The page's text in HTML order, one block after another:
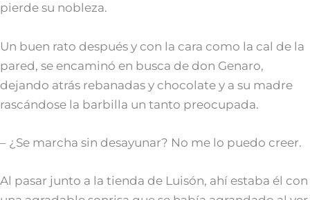
pierde su nobleza.
Un buen rato después y con la cara como la cal de la
pared, se encaminó en busca de don Genaro,
dejando atrás rebanadas y chocolate y a su madre
rascándose la barbilla un tanto preocupada.
– ¿Se marcha sin desayunar? No me lo puedo creer.
Al pasar junto a la tienda de Luisón, ahí estaba él con